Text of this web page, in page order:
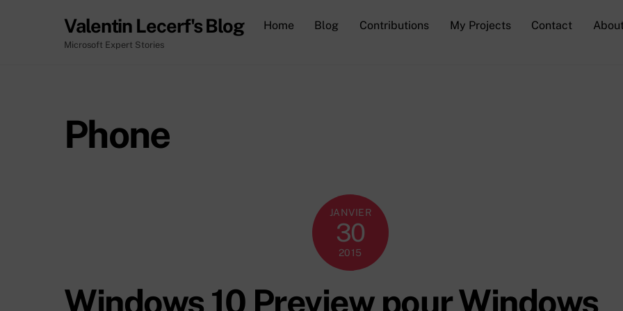
Valentin Lecerf's Blog
Microsoft Expert Stories
Home Blog Contributions My Projects Contact
Phone
JANVIER
30
2015
Windows 10 Preview pour Windows